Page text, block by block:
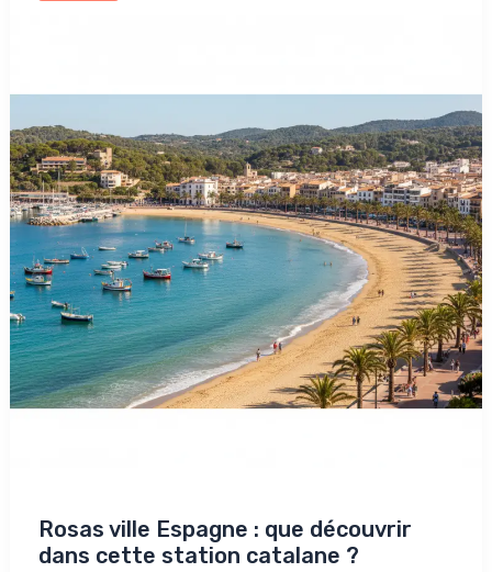
Rosas ville Espagne : que découvrir
dans cette station catalane ?